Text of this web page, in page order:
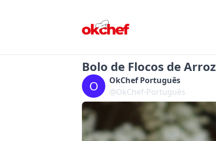
Bolo de Flocos de Arroz
O
OkChef Português
@OkChef-Português